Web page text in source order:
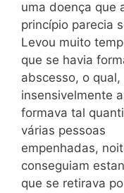
uma doença que
princípio parecia
Levou muito
que se havia
abscesso, o
insensivelmente
formava tal
várias pessoas
empenhadas,
conseguiam
que se retirava